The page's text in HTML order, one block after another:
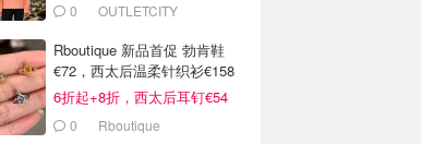
0
OUTLETCITY
Rboutique 新品首促 勃肯鞋
€72，西太后温柔针织衫€158
6折起+8折，西太后耳钉€54
0 Rboutique